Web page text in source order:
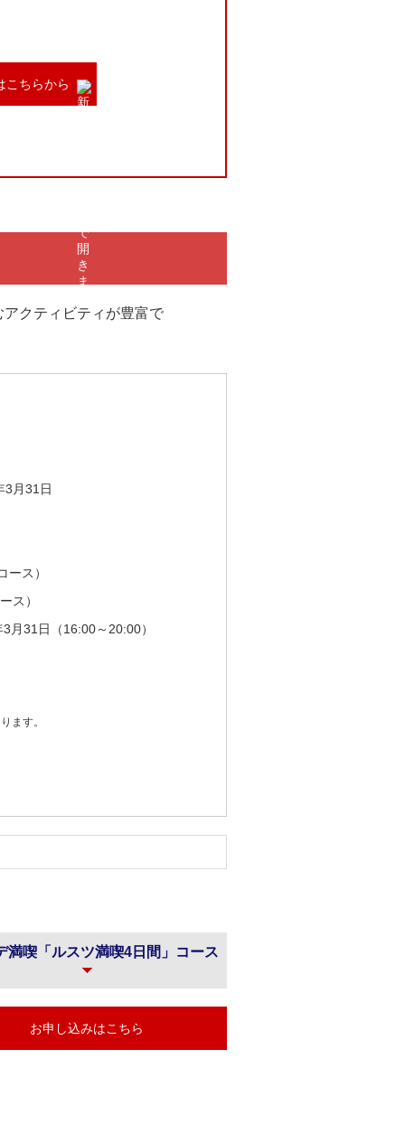
こちらから
クティビティが豊富で
3月31日
ース）
ス）
月31日（16:00～20:00）
ます。
満喫「ルスツ満喫4日間」コース
お申し込みはこちら